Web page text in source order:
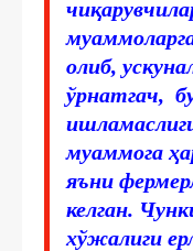
олиб,
ўрнатгач,
муаммога
яъни
келган.
хўжалиги